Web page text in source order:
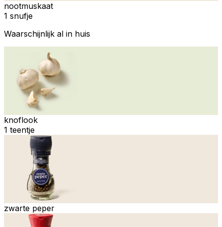
nootmuskaat
1 snufje
Waarschijnlijk al in huis
knoflook
1 teentje
zwarte peper